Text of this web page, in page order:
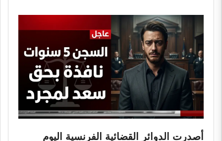
أصدرت الدوائر القضائية الفرنسية اليوم